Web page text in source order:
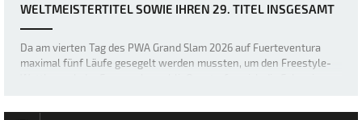
WELTMEISTERTITEL SOWIE IHREN 29. TITEL INSGESAMT
Da am vierten Tag des PWA Grand Slam 2026 auf Fuerteventura
maximal fünf Läufe gesegelt werden mussten, um den Freestyle-
kam. Die heutigen Bedingung…